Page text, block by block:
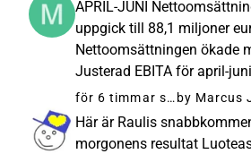
0,6 %. Det justerade EBITA
APRIL-JUNI
uppgick till 88,1 miljoner
Nettoomsättningen ökade
Justerad EBITA för april-
euro (1,9), vilket motsvarar
nettoomsättningen.
för april-juni var 2,2
för 6 timmar sedan
Här är Raulis
morgonens resultat